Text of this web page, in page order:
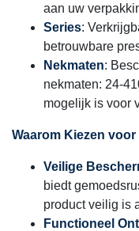
aan uw
Series:
betrouwbare
Nekmaten:
nekmaten: 24-
mogelijk is voor
Waarom Kiezen
Veilige
biedt
product veilig is
Functioneel